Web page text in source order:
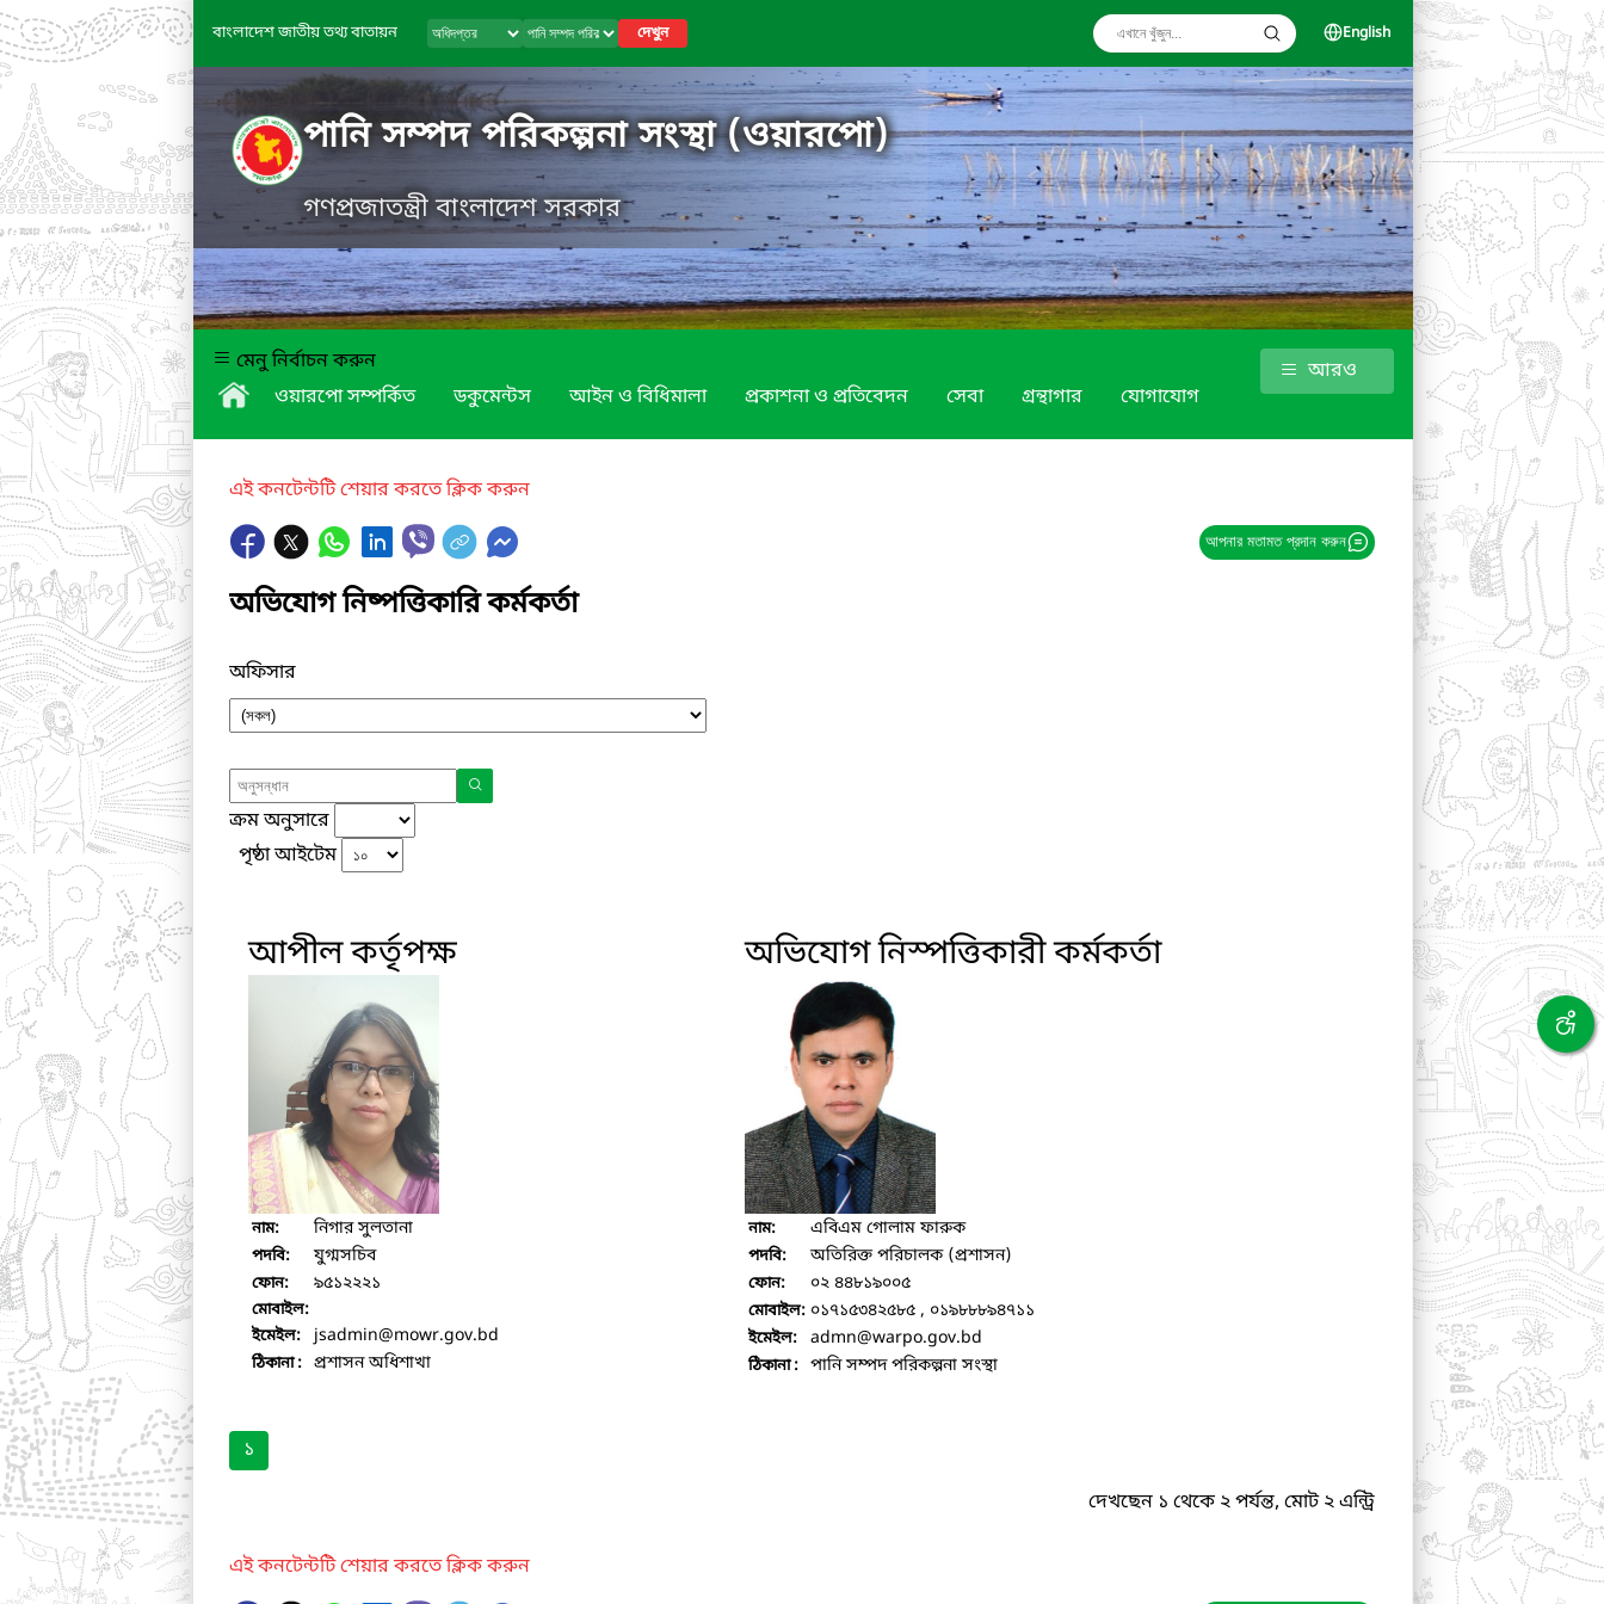
বাংলাদেশ জাতীয় তথ্য বাতায়ন দেখুন English
পানি সম্পদ পরিকল্পনা সংস্থা (ওয়ারপো)
গণপ্রজাতন্ত্রী বাংলাদেশ সরকার
মেনু নির্বাচন করুন
ওয়ারপো সম্পর্কিত
ডকুমেন্টস আইন ও বিধিমালা প্রকাশনা ও প্রতিবেদন সেবা গ্রন্থাগার যোগাযোগ
আরও
এই কনটেন্টটি শেয়ার করতে ক্লিক করুন
আপনার মতামত প্রদান করুন
অভিযোগ নিষ্পত্তিকারি কর্মকর্তা
অফিসার
ক্রম অনুসারে
পৃষ্ঠা আইটেম
আপীল কর্তৃপক্ষ
নাম: নিগার সুলতানা
পদবি: যুগ্মসচিব
ফোন: ৯৫১২২২১
মোবাইল:
ইমেইল:
jsadmin@mowr.gov.bd
ঠিকানা : প্রশাসন অধিশাখা
অভিযোগ নিস্পত্তিকারী কর্মকর্তা
নাম: এবিএম গোলাম ফারুক
পদবি: অতিরিক্ত পরিচালক (প্রশাসন)
ফোন: ০২ ৪৪৮১৯০০৫
মোবাইল: ০১৭১৫৩৪২৫৮৫ , ০১৯৮৮৮৯৪৭১১
ইমেইল: admn@warpo.gov.bd
ঠিকানা : পানি সম্পদ পরিকল্পনা সংস্থা
১
দেখছেন ১ থেকে ২ পর্যন্ত, মোট ২ এন্ট্রি
এই কনটেন্টটি শেয়ার করতে ক্লিক করুন